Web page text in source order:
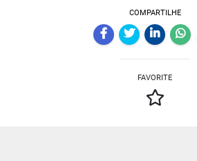
COMPARTILHE
FAVORITE